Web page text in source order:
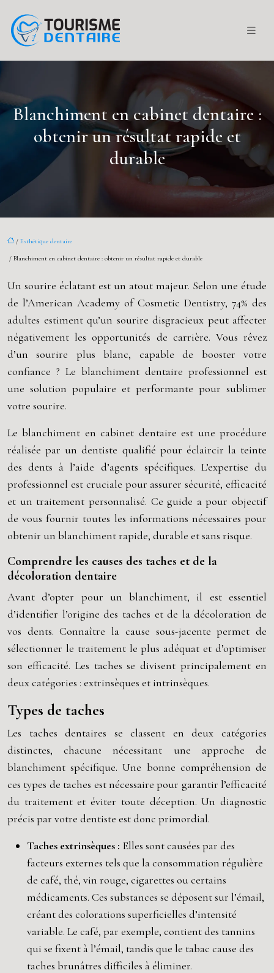
Blanchiment en cabinet dentaire :
obtenir un résultat rapide et
durable
/ Esthétique dentaire
/ Blanchiment en cabinet dentaire : obtenir un résultat rapide et durable
Un sourire éclatant est un atout majeur. Selon une étude
de l’American Academy of Cosmetic Dentistry, 74% des
adultes estiment qu’un sourire disgracieux peut affecter
négativement les opportunités de carrière. Vous rêvez
d’un sourire plus blanc, capable de booster votre
confiance ? Le blanchiment dentaire professionnel est
une solution populaire et performante pour sublimer
votre sourire.
Le blanchiment en cabinet dentaire est une procédure
réalisée par un dentiste qualifié pour éclaircir la teinte
des dents à l’aide d’agents spécifiques. L’expertise du
professionnel est cruciale pour assurer sécurité, efficacité
et un traitement personnalisé. Ce guide a pour objectif
de vous fournir toutes les informations nécessaires pour
obtenir un blanchiment rapide, durable et sans risque.
Comprendre les causes des taches et de la
décoloration dentaire
Avant d’opter pour un blanchiment, il est essentiel
d’identifier l’origine des taches et de la décoloration de
vos dents. Connaître la cause sous-jacente permet de
sélectionner le traitement le plus adéquat et d’optimiser
son efficacité. Les taches se divisent principalement en
deux catégories : extrinsèques et intrinsèques.
Types de taches
Les taches dentaires se classent en deux catégories
distinctes, chacune nécessitant une approche de
blanchiment spécifique. Une bonne compréhension de
ces types de taches est nécessaire pour garantir l’efficacité
du traitement et éviter toute déception. Un diagnostic
précis par votre dentiste est donc primordial.
Taches extrinsèques : Elles sont causées par des
facteurs externes tels que la consommation régulière
de café, thé, vin rouge, cigarettes ou certains
médicaments. Ces substances se déposent sur l’émail,
créant des colorations superficielles d’intensité
variable. Le café, par exemple, contient des tannins
qui se fixent à l’émail, tandis que le tabac cause des
taches brunâtres difficiles à éliminer.